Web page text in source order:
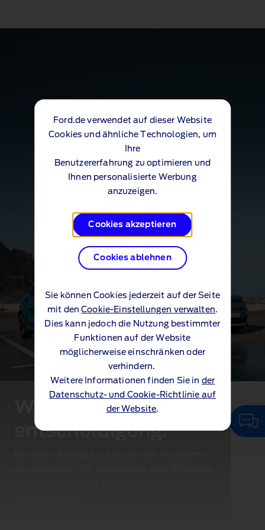
Ford.de verwendet auf dieser Website
Cookies und ähnliche Technologien, um
Ihre
Benutzererfahrung zu optimieren und
Ihnen personalisierte Werbung
anzuzeigen.
Cookies akzeptieren
Cookies ablehnen
Sie können Cookies jederzeit auf der Seite
mit denCookie-Einstellungen verwalten.
Dies kann jedoch die Nutzung bestimmter
Funktionen auf der Website
möglicherweise einschränken oder
verhindern.
Weitere Informationen finden Sie in der
Datenschutz- und Cookie-Richtlinie auf
der Website.
Wir bitten um
entschuldigung.